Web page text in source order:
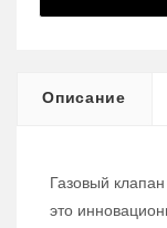
Описание
Газовый
это